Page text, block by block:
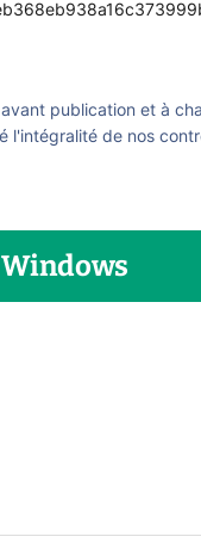
publication et à
l'intégralité de nos
Windows